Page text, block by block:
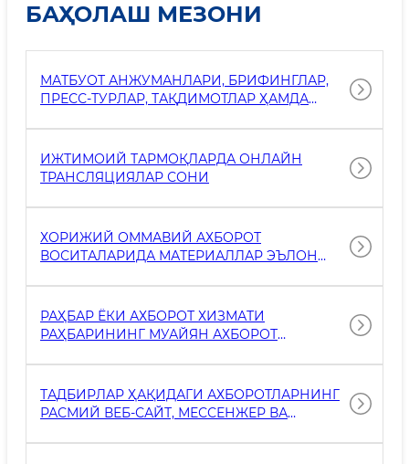
БАҲОЛАШ МЕЗОНИ
МАТБУОТ АНЖУМАНЛАРИ, БРИФИНГЛАР,
ПРЕСС-ТУРЛАР, ТАҚДИМОТЛАР ҲАМДА
ИЖТИМОИЙ ТАРМОҚЛАРДА ОНЛАЙН
ТРАНСЛЯЦИЯЛАР СОНИ
ХОРИЖИЙ ОММАВИЙ АХБОРОТ
ВОСИТАЛАРИДА МАТЕРИАЛЛАР ЭЪЛОН
РАҲБАР ЁКИ АХБОРОТ ХИЗМАТИ
РАҲБАРИНИНГ МУАЙЯН АХБОРОТ
БАЁНОТ БЕРИШИ
ТАДБИРЛАР ҲАҚИДАГИ АХБОРОТЛАРНИНГ
РАСМИЙ ВЕБ-САЙТ, МЕССЕНЖЕР ВА
ҚИЛИНИШИ ТЕЗКОРЛИГИ